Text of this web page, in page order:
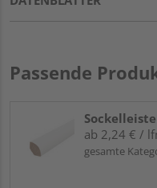
Passende
ab 2,24 € /
gesamte